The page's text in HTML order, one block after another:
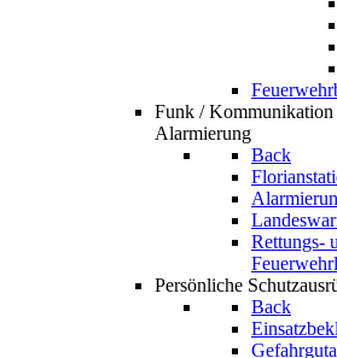
Funk / Kommunikation
Alarmierung
Back
Rettungs-
Persönliche
Back